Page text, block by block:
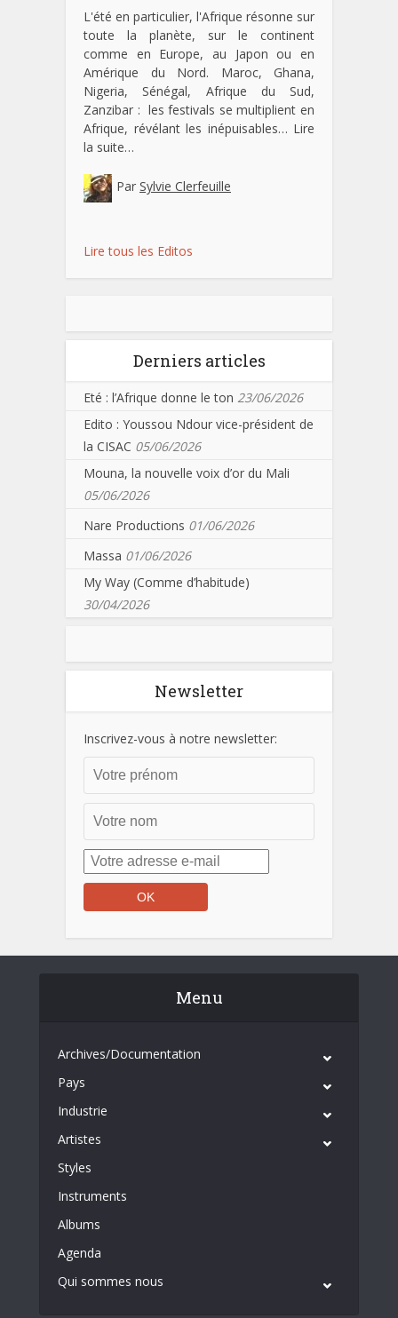
L'été en particulier, l'Afrique résonne sur
toute la planète, sur le continent
comme en Europe, au Japon ou en
Amérique du Nord. Maroc, Ghana,
Nigeria, Sénégal, Afrique du Sud,
Zanzibar : les festivals se multiplient en
Afrique, révélant les inépuisables… Lire
la suite…
Par Sylvie Clerfeuille
Lire tous les Editos
Derniers articles
Eté : l’Afrique donne le ton 23/06/2026
Edito : Youssou Ndour vice-président de
la CISAC 05/06/2026
Mouna, la nouvelle voix d’or du Mali
05/06/2026
Nare Productions 01/06/2026
Massa 01/06/2026
My Way (Comme d’habitude)
30/04/2026
Newsletter
Inscrivez-vous à notre newsletter:
Menu
Archives/Documentation
Pays
Industrie
Artistes
Styles
Instruments
Albums
Agenda
Qui sommes nous